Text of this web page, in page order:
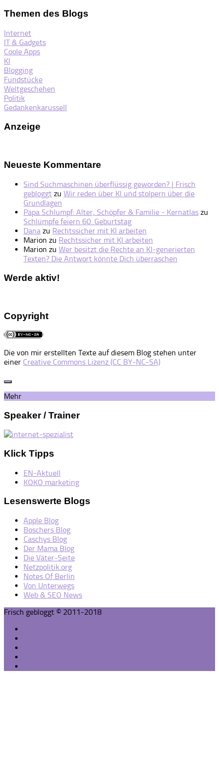
Themen des Blogs
Internet
IT & Gadgets
Coole Apps
KI
Blogging
Fundstücke
Weltgeschehen
Politik
Gedankenkarussell
Anzeige
Neueste Kommentare
Sind Suchmaschinen überflüssig geworden? | Frisch
gebloggt zu Wir reden über KI und stolpern über die
Grundlagen
Papa Schlumpf: Alter, Schöpfer & Familie - Kernatlas zu
Schlümpfe feiern 60. Geburtstag
Dana zu Rechtssicher mit KI arbeiten
Marion zu Rechtssicher mit KI arbeiten
Marion zu Wer besitzt die Rechte an KI-generierten
Texten? Die Antwort könnte Dich überraschen
Werde aktiv!
Copyright
Die von mir erstellten Texte auf diesem Blog stehen unter
einer Creative Commons Lizenz (CC BY-NC-SA)
Mehr
Speaker / Trainer
Klick Tipps
EN-Aktuell
KOKO marketing
Lesenswerte Blogs
Apple Blog
Boschers Blog
Caschys Blog
Der Mama Blog
Die Väter-Seite
Netzpolitik.org
Notes Of Berlin
Von Unterwegs
Web & SEO News
Frisch gebloggt © 2011-2018